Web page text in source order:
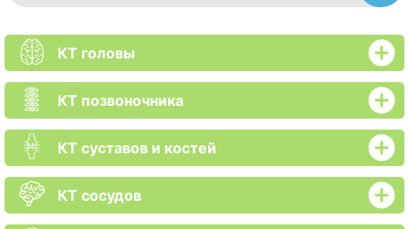
КТ головы
КТ позвоночника
КТ суставов и костей
КТ сосудов